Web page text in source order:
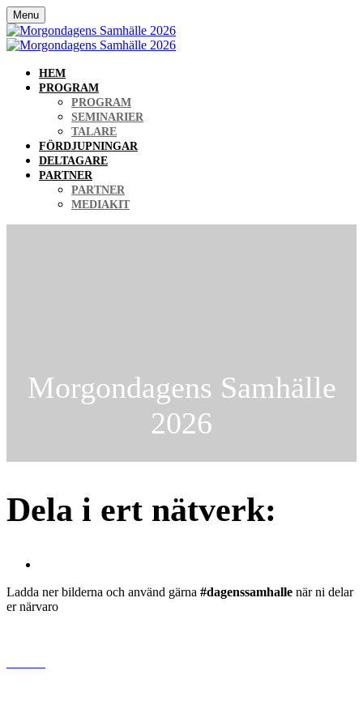
Menu
HEM
PROGRAM
PROGRAM
SEMINARIER
TALARE
FÖRDJUPNINGAR
DELTAGARE
PARTNER
PARTNER
MEDIAKIT
Morgondagens Samhälle
2026
Dela i ert nätverk:
Ladda ner bilderna och använd gärna #dagenssamhalle när ni delar
er närvaro